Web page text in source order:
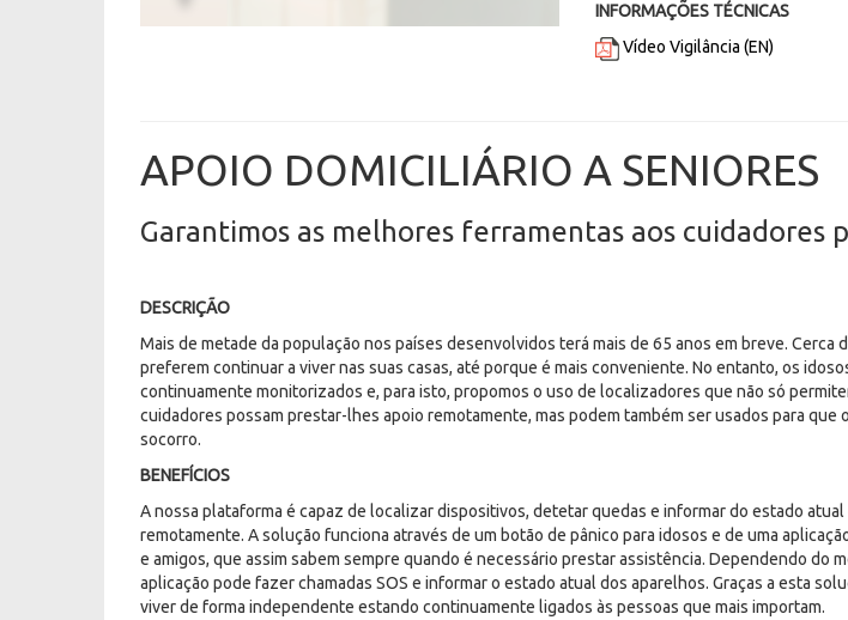
INFORMAÇÕES TÉCNICAS
Vídeo Vigilância (EN)
APOIO DOMICILIÁRIO A SENIORES
Garantimos as melhores ferramentas aos cuidadores
DESCRIÇÃO
Mais de metade da população nos países desenvolvidos terá mais de 65 anos em breve. Cerca
preferem continuar a viver nas suas casas, até porque é mais conveniente. No entanto, os
continuamente monitorizados e, para isto, propomos o uso de localizadores que não só
cuidadores possam prestar-lhes apoio remotamente, mas podem também ser usados para que
socorro.
BENEFÍCIOS
A nossa plataforma é capaz de localizar dispositivos, detetar quedas e informar do estado
remotamente. A solução funciona através de um botão de pânico para idosos e de uma
e amigos, que assim sabem sempre quando é necessário prestar assistência. Dependendo do
aplicação pode fazer chamadas SOS e informar o estado atual dos aparelhos. Graças a esta
viver de forma independente estando continuamente ligados às pessoas que mais importam.